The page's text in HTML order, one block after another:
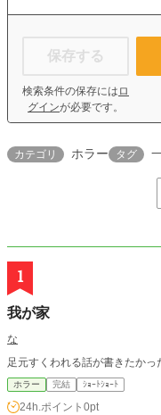
保存する
検索条件の保存には ロ
グインが必要です。
カテゴリ ホラー タグ
1
我が家
な
足元すくわれる話が書きたか
ホラー 完結 ｼｮｰﾄｼｮｰﾄ
24h.ポイント 0pt